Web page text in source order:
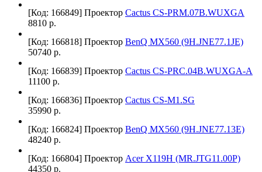
[Код: 166849] Проектор Cactus CS-PRM.07B.WUXGA
8810 р.
[Код: 166818] Проектор BenQ MX560 (9H.JNE77.1JE)
50740 р.
[Код: 166839] Проектор Cactus CS-PRC.04B.WUXGA-A
11100 р.
[Код: 166836] Проектор Cactus CS-M1.SG
35990 р.
[Код: 166824] Проектор BenQ MX560 (9H.JNE77.13E)
48240 р.
[Код: 166804] Проектор Acer X119H (MR.JTG11.00P)
44350 р.